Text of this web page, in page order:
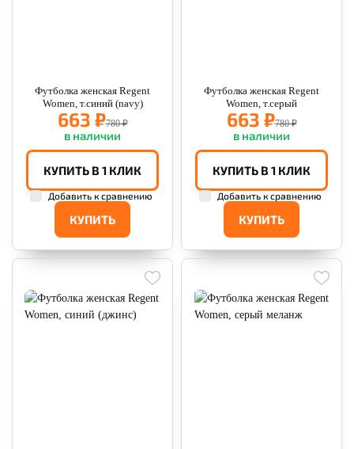
Футболка женская Regent
Women, т.синий (navy)
663 ₽780 ₽
в наличии
КУПИТЬ
КУПИТЬ В 1 КЛИК
Добавить к сравнению
Футболка женская Regent
Women, т.серый
663 ₽780 ₽
в наличии
КУПИТЬ
КУПИТЬ В 1 КЛИК
Добавить к сравнению